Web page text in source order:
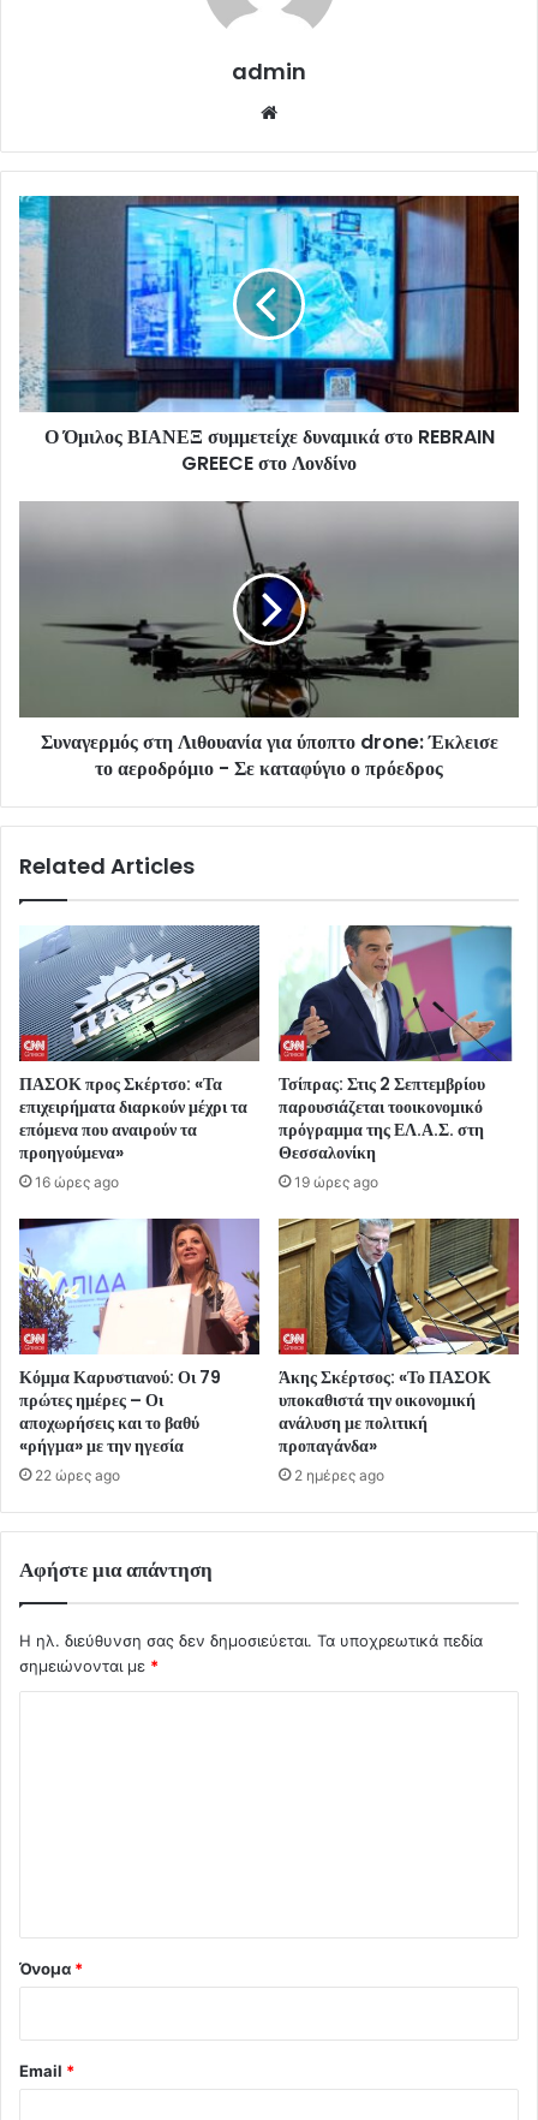
admin
Ο Όμιλος ΒΙΑΝΕΞ συμμετείχε δυναμικά στο REBRAIN
GREECE στο Λονδίνο
Συναγερμός στη Λιθουανία για ύποπτο drone: Έκλεισε
το αεροδρόμιο - Σε καταφύγιο ο πρόεδρος
Related Articles
ΠΑΣΟΚ προς Σκέρτσο: «Τα
επιχειρήματα διαρκούν μέχρι τα
επόμενα που αναιρούν τα
προηγούμενα»
16 ώρες ago
Τσίπρας: Στις 2 Σεπτεμβρίου
παρουσιάζεται τοοικονομικό
πρόγραμμα της ΕΛ.Α.Σ. στη
Θεσσαλονίκη
19 ώρες ago
Κόμμα Καρυστιανού: Οι 79
πρώτες ημέρες – Οι
αποχωρήσεις και το βαθύ
«ρήγμα» με την ηγεσία
22 ώρες ago
Άκης Σκέρτσος: «Το ΠΑΣΟΚ
υποκαθιστά την οικονομική
ανάλυση με πολιτική
προπαγάνδα»
2 ημέρες ago
Αφήστε μια απάντηση
Η ηλ. διεύθυνση σας δεν δημοσιεύεται. Τα υποχρεωτικά πεδία
σημειώνονται με *
Όνομα *
Email *